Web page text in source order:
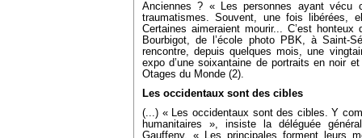
Anciennes ? « Les personnes ayant vécu
traumatismes. Souvent, une fois libérées,
Certaines aimeraient mourir... C’est
Bourbigot, de l’école photo PBK, à Saint-
rencontre, depuis quelques mois, une
expo d’une soixantaine de portraits en noir
Otages du Monde (2).
Les occidentaux sont des cibles
(...) « Les occidentaux sont des cibles. Y
humanitaires », insiste la déléguée
Gauffeny. « Les principales forment leurs